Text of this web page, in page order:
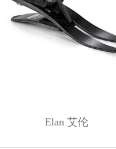
Elan 艾伦